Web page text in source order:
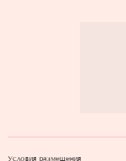
Условия размещения